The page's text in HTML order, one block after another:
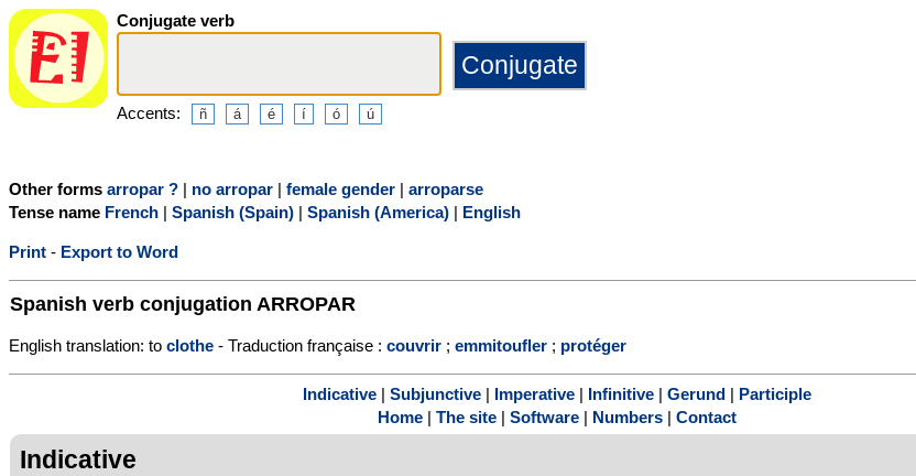
Conjugate verb
Accents:
Other forms arropar ? | no arropar | female gender | arroparse
Tense name French | Spanish (Spain) | Spanish (America) | English
Print - Export to Word
Spanish verb conjugation ARROPAR
English translation: to clothe - Traduction française : couvrir ; emmitoufler ; protéger
Indicative Subjunctive Imperative Infinitive Gerund
Participle
Home
The site Software Numbers Contact
Indicative